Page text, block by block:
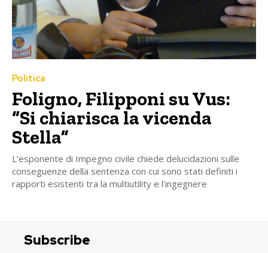
Politica
Foligno, Filipponi su Vus:
“Si chiarisca la vicenda
Stella”
L'esponente di Impegno civile chiede delucidazioni sulle
conseguenze della sentenza con cui sono stati definiti i
rapporti esistenti tra la multiutility e l'ingegnere
Subscribe